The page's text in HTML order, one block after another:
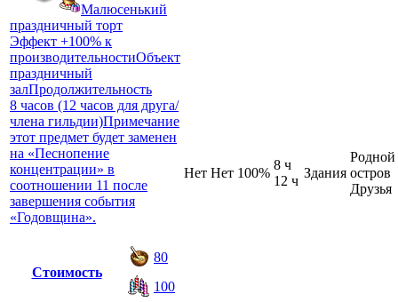
Малюсенький
праздничный торт
Эффект +100% к
производительностиОбъект
праздничный
залПродолжительность
8 часов (12 часов для друга/
члена гильдии)Примечание
этот предмет будет заменен
на «Песнопение
концентрации» в
соотношении 11 после
завершения события
«Годовщина».
Стоимость
80
100
Нет Нет 100%
8 ч
12 ч
Здания
Родной
остров
Друзья